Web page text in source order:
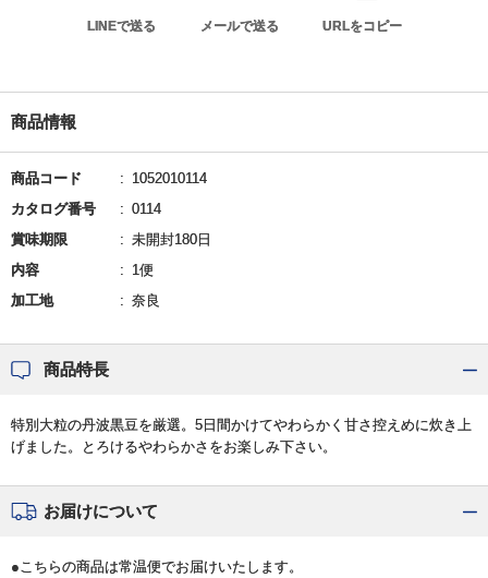
LINEで送る メールで送る URLをコピー
商品情報
商品コード
1052010114
カタログ番号
0114
賞味期限
未開封180日
内容
1便
加工地
奈良
商品特長
特別大粒の丹波黒豆を厳選。5日間かけてやわらかく甘さ控えめに炊き上
げました。とろけるやわらかさをお楽しみ下さい。
お届けについて
●こちらの商品は常温便でお届けいたします。